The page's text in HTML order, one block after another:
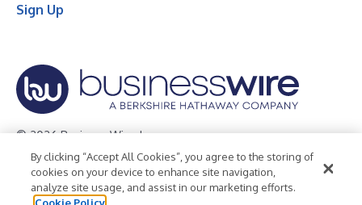
Sign Up
© 2026 Business Wire, Inc.
Privacy Policy Cookie Policy
Accessibility Statement
Terms of Use
Legal
By clicking “Accept All Cookies”, you agree to the storing of
cookies on your device to enhance site navigation,
analyze site usage, and assist in our marketing efforts.